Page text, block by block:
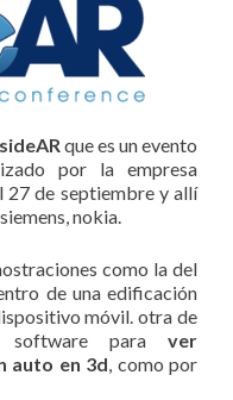
que es un evento
por la empresa
27 de septiembre y allí
nokia.
como la del
de una edificación
móvil. otra de
software para ver
auto en 3d, como por